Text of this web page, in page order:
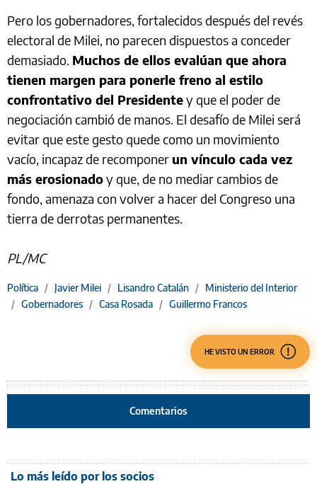
Pero los gobernadores, fortalecidos después del revés
electoral de Milei, no parecen dispuestos a conceder
demasiado. Muchos de ellos evalúan que ahora
tienen margen para ponerle freno al estilo
confrontativo del Presidentey que el poder de
negociación cambió de manos. El desafío de Milei será
evitar que este gesto quede como un movimiento
vacío, incapaz de recomponer un vínculo cada vez
más erosionadoy que, de no mediar cambios de
fondo, amenaza con volver a hacer del Congreso una
tierra de derrotas permanentes.
PL/MC
Política / Javier Milei / Lisandro Catalán / Ministerio del Interior
/ Gobernadores / Casa Rosada / Guillermo Francos
HE VISTO UN ERROR
Comentarios
Lo más leído por los socios